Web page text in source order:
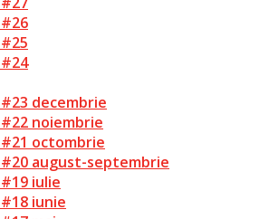
decembrie
#22 noiembrie
#21 octombrie
#20 august-septembrie
iulie
iunie